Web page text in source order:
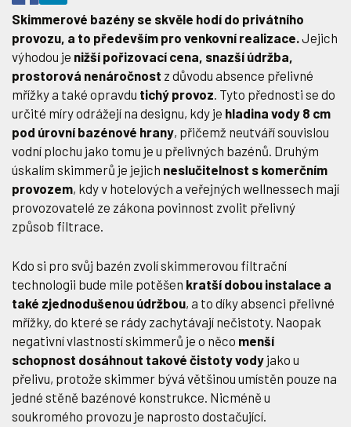
Skimmerové bazény se skvěle hodí do privátního
provozu, a to především pro venkovní realizace.Jejich
výhodou je nižší pořizovací cena, snazší údržba,
prostorová nenáročnost z důvodu absence přelivné
mřížky a také opravdu tichý provoz. Tyto přednosti se do
určité míry odrážejí na designu, kdy je hladina vody 8 cm
pod úrovní bazénové hrany, přičemž neutváří souvislou
vodní plochu jako tomu je u přelivných bazénů. Druhým
úskalím skimmerů je jejich neslučitelnost s komerčním
provozem, kdy v hotelových a veřejných wellnessech mají
provozovatelé ze zákona povinnost zvolit přelivný
způsob filtrace.
Kdo si pro svůj bazén zvolí skimmerovou filtrační
technologii bude mile potěšen kratší dobou instalace a
také zjednodušenou údržbou, a to díky absenci přelivné
mřížky, do které se rády zachytávají nečistoty. Naopak
negativní vlastností skimmerů je o něco menší
schopnost dosáhnout takové čistoty vody jako u
přelivu, protože skimmer bývá většinou umístěn pouze na
jedné stěně bazénové konstrukce. Nicméně u
soukromého provozu je naprosto dostačující.